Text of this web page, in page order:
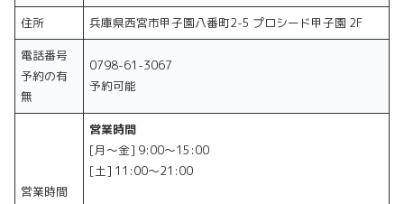
住所
兵庫県西宮市甲子園八番町2-5 プロシード甲子園 2F
電話番号
予約の有
無
0798-61-3067
予約可能
営業時間
営業時間
[月～金] 9:00～15:00
[土] 11:00～21:00